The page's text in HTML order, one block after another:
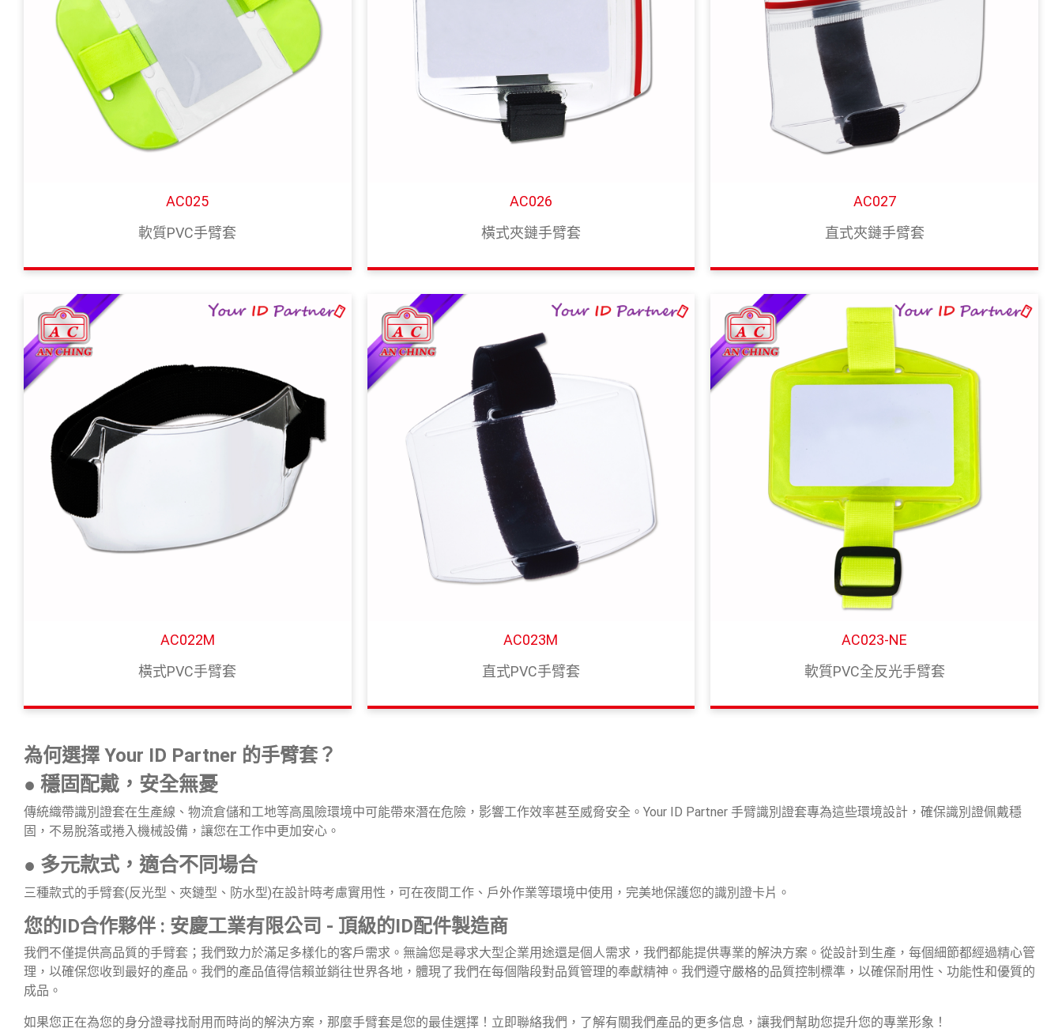
AC025
軟質PVC手臂套
AC026
橫式夾鏈手臂套
AC027
直式夾鏈手臂套
AC022M
橫式PVC手臂套
AC023M
直式PVC手臂套
AC023-NE
軟質PVC全反光手臂套
為何選擇 Your ID Partner 的手臂套？
● 穩固配戴，安全無憂
傳統織帶識別證套在生產線、物流倉儲和工地等高風險環境中可能帶來潛在危險，影響工作效率甚至威脅安全。Your ID Partner 手臂識別證套專為這些環境設計，確保識別證佩戴穩
固，不易脫落或捲入機械設備，讓您在工作中更加安心。
● 多元款式，適合不同場合
三種款式的手臂套(反光型、夾鏈型、防水型)在設計時考慮實用性，可在夜間工作、戶外作業等環境中使用，完美地保護您的識別證卡片。
您的ID合作夥伴 : 安慶工業有限公司 - 頂級的ID配件製造商
我們不僅提供高品質的手臂套；我們致力於滿足多樣化的客戶需求。無論您是尋求大型企業用途還是個人需求，我們都能提供專業的解決方案。從設計到生產，每個細節都經過精心管
理，以確保您收到最好的產品。我們的產品值得信賴並銷往世界各地，體現了我們在每個階段對品質管理的奉獻精神。我們遵守嚴格的品質控制標準，以確保耐用性、功能性和優質的
成品。
如果您正在為您的身分證尋找耐用而時尚的解決方案，那麼手臂套是您的最佳選擇！立即聯絡我們，了解有關我們產品的更多信息，讓我們幫助您提升您的專業形象！
繁體中文